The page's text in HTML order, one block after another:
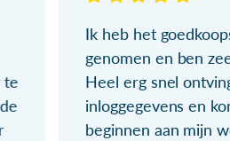
te
Ik heb het
genomen en ben
Heel erg snel
inloggegevens en
beginnen aan mijn